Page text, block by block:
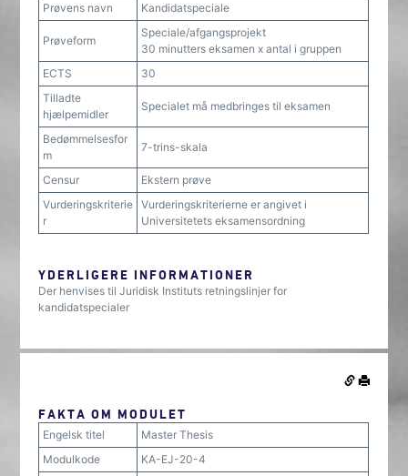
Prøvens navn Kandidatspeciale
Prøveform
Speciale/afgangsprojekt
30 minutters eksamen x antal i gruppen
ECTS
30
Tilladte
hjælpemidler
Specialet må medbringes til eksamen
Bedømmelsesfor
m
7-trins-skala
Censur
Ekstern prøve
Vurderingskriterie
r
Vurderingskriterierne er angivet i
Universitetets eksamensordning
YDERLIGERE INFORMATIONER
Der henvises til Juridisk Instituts retningslinjer for
kandidatspecialer
FAKTA OM MODULET
Engelsk titel
Master Thesis
Modulkode
KA-EJ-20-4